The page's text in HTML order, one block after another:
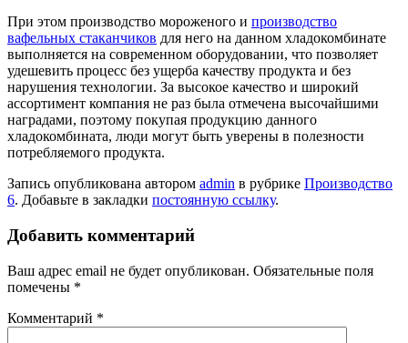
При этом производство мороженого и производство
вафельных стаканчиков для него на данном хладокомбинате
выполняется на современном оборудовании, что позволяет
удешевить процесс без ущерба качеству продукта и без
нарушения технологии. За высокое качество и широкий
ассортимент компания не раз была отмечена высочайшими
наградами, поэтому покупая продукцию данного
хладокомбината, люди могут быть уверены в полезности
потребляемого продукта.
Запись опубликована автором admin в рубрике Производство
6. Добавьте в закладки постоянную ссылку.
Добавить комментарий
Ваш адрес email не будет опубликован. Обязательные поля
помечены *
Комментарий *